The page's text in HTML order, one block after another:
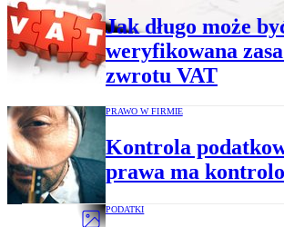
Jak długo może
weryfikowana
zwrotu VAT
PRAWO W FIRMIE
Kontrola
prawa ma
PODATKI